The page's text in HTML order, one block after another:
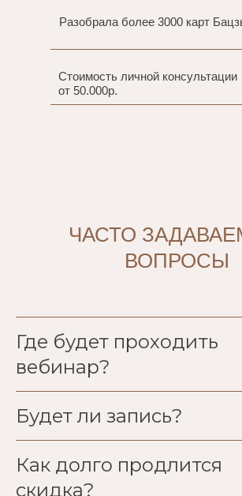
Разобрала более 3000 карт
Стоимость личной консультации
от 50.000р.
ЧАСТО
ВОПРОСЫ
Где будет проходить
вебинар?
Будет ли запись?
Как долго продлится
скидка?